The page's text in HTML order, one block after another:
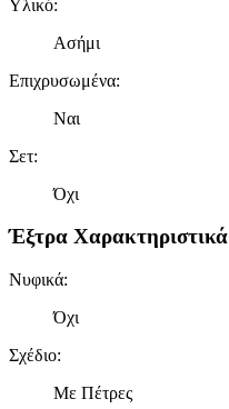
Υλικό:
Ασήμι
Επιχρυσωμένα:
Ναι
Σετ:
Όχι
Έξτρα Χαρακτηριστικά
Νυφικά:
Όχι
Σχέδιο:
Με Πέτρες